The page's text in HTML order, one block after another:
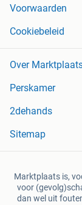
Voorwaarden
Cookiebeleid
Over
Perskamer
2dehands
Sitemap
Marktplaats is,
voor
dan wel uit